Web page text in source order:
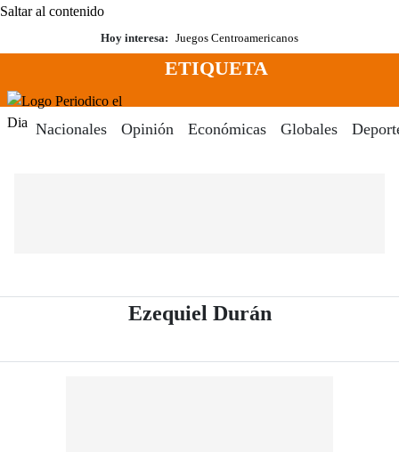
Saltar al contenido
Hoy interesa: Juegos Centroamericanos
Menú
ETIQUETA
Nacionales Opinión Económicas Globales
Ezequiel Durán- Periódico